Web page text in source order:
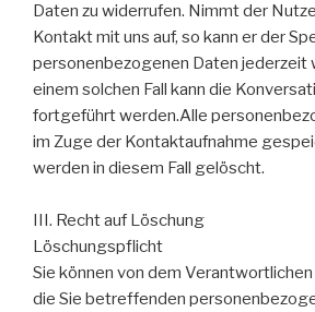
Daten zu widerrufen. Nimmt der
Kontakt mit uns auf, so kann er der
personenbezogenen Daten jederzeit
einem solchen Fall kann die
fortgeführt werden.Alle
im Zuge der Kontaktaufnahme
werden in diesem Fall gelöscht.
III. Recht auf Löschung
Löschungspflicht
Sie können von dem
die Sie betreffenden